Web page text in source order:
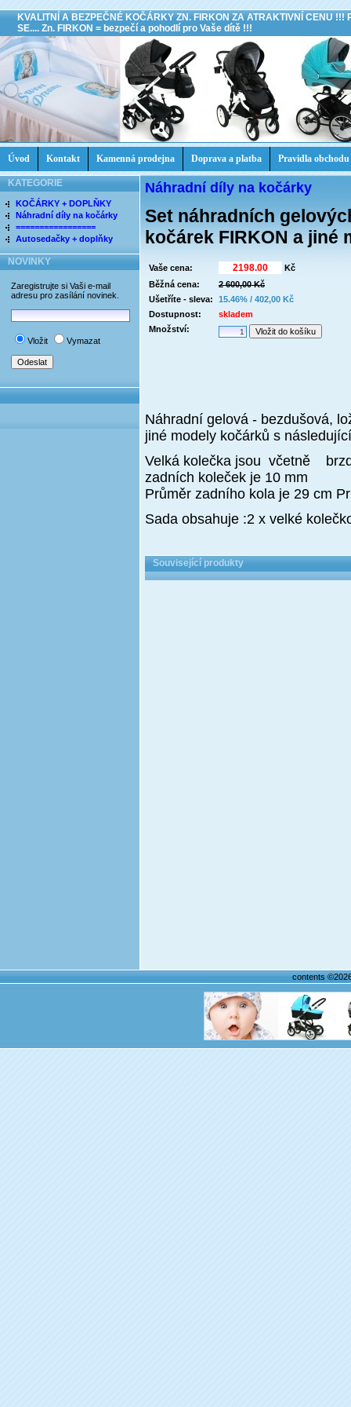
KVALITNÍ A BEZPEČNÉ KOČÁRKY ZN. FIRKON ZA ATRAKTIVNÍ CENU !!!
SE.... Zn. FIRKON = bezpečí a pohodlí pro Vaše dítě !!!
Úvod Kontakt Kamenná prodejna Doprava a platba Pravidla obchodu
KATEGORIE
KOČÁRKY + DOPLŇKY
Náhradní díly na kočárky
=================
Autosedačky + doplňky
NOVINKY
Zaregistrujte si Vaši e-mail
adresu pro zasílání novinek.
Vložit Vymazat
Náhradní díly na kočárky
Set náhradních
kočárek FIRKON a jiné
Vaše cena:
Kč
Běžná cena:
2 600,00 Kč
Ušetříte - sleva:
15.46% / 402,00 Kč
Dostupnost:
skladem
Množství:
Náhradní gelová - bezdušová,
jiné modely kočárků s
Velká kolečka jsou včetně
zadních koleček je 10 mm
Průměr zadního kola je 29 cm
Sada obsahuje :2 x velké
Související produkty
contents